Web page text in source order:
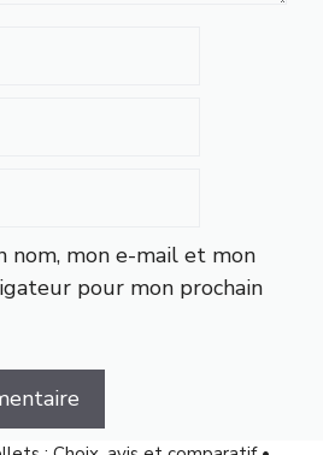
nom, mon e-mail et mon
pour mon prochain